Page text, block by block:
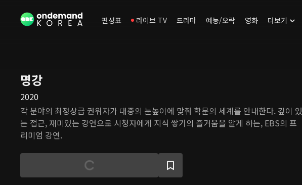
편성표 라이브 TV 드라마 예능/오락 영화 더보기
명강
2020
각 분야의 최정상급 권위자가 대중의 눈높이에 맞춰 학문의 세계를 안내한다. 깊이 있
는 접근, 재미있는 강연으로 시청자에게 지식 쌓기의 즐거움을 알게 하는, EBS의 프
리미엄 강연.